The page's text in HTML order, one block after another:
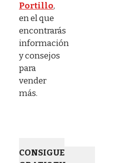
Portillo,
en el que
encontrarás
información
y consejos
para
vender
más.
CONSIGUE